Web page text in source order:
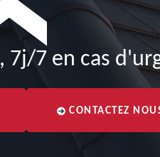
7 en cas
CONTACTEZ